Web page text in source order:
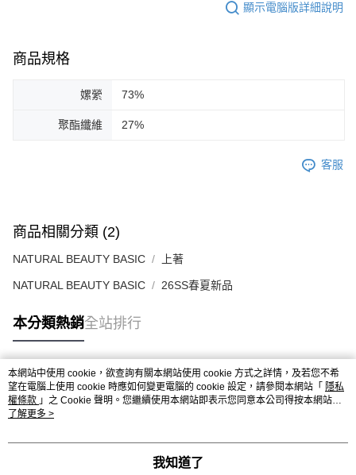
顯示電腦版詳細說明
商品規格
嫘縈 73%
聚酯纖維 27%
客服
商品相關分類 (2)
NATURAL BEAUTY BASIC 上著
NATURAL BEAUTY BASIC 26SS春夏新品
本分類熱銷全站排行
熱門標籤
本網站中使用 cookie，欲查詢有關本網站使用 cookie 方式之詳情，及若您不希
望在電腦上使用 cookie 時應如何變更電腦的 cookie 設定，請參閱本網站「 隱私
權條款 」之 Cookie 聲明。您繼續使用本網站即表示您同意本公司得按本網站使
用條款之 Cookie 聲明使用 cookie。
了解更多 >
我知道了